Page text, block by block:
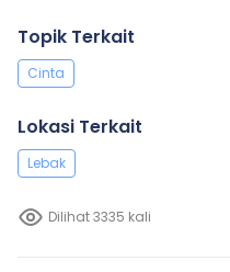
Topik Terkait
Cinta
Lokasi Terkait
Lebak
Dilihat 3335 kali